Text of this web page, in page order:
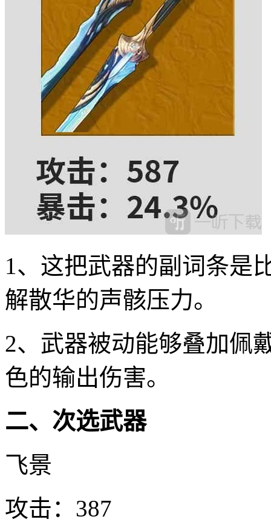
1、这把武器的副词条是
解散华的声骸压力。
2、武器被动能够叠加佩
色的输出伤害。
二、次选武器
飞景
攻击：387